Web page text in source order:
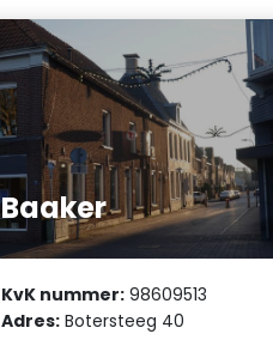
Baaker
KvK nummer: 98609513
Adres: Botersteeg 40